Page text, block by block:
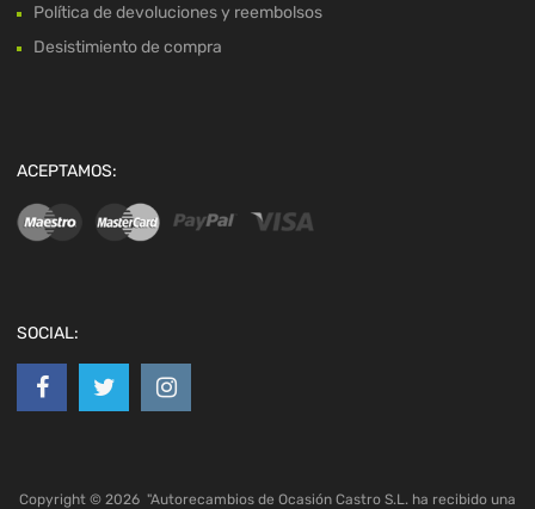
Política de devoluciones y reembolsos
Desistimiento de compra
ACEPTAMOS:
SOCIAL:
Copyright © 2026 "Autorecambios de Ocasión Castro S.L. ha recibido una